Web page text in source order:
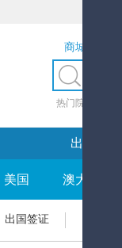
商城服务
热门院校
出国留学
美国 澳大利亚
出国签证